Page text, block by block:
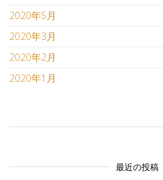
2020年5月
2020年3月
2020年2月
2020年1月
最近の投稿